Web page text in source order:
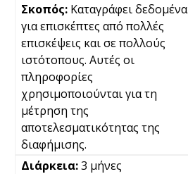
Καταγράφει δεδομένα
για επισκέπτες από πολλές
επισκέψεις και σε πολλούς
ιστότοπους. Αυτές οι
πληροφορίες
χρησιμοποιούνται για τη
μέτρηση της
αποτελεσματικότητας της
διαφήμισης.
3 μήνες